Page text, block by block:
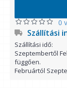
0
Szállítási
Szállítási idő:
Szeptembertől
függően.
Februártól